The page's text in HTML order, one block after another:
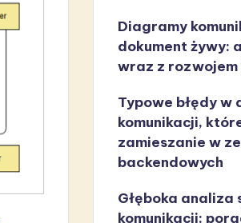
Diagramy
dokument żywy:
wraz z
Typowe błędy w
komunikacji,
zamieszanie w
backendowych
Głęboka analiza
komunikacji: